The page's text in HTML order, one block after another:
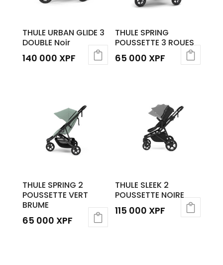
THULE URBAN GLIDE 3
DOUBLE Noir
140 000 XPF
THULE SPRING
POUSSETTE 3 ROUES
65 000 XPF
options
choisies
sur
la
THULE SPRING 2
POUSSETTE VERT
BRUME
65 000 XPF
THULE SLEEK 2
POUSSETTE NOIRE
115 000 XPF